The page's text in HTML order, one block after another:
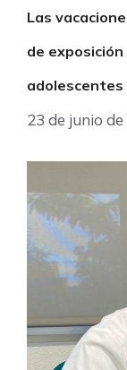
Las
de
adolescentes
23 de junio